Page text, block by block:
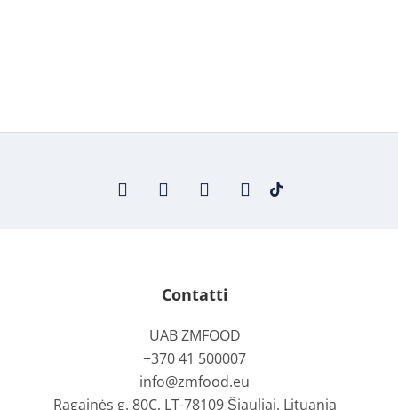
Contatti
UAB ZMFOOD
+370 41 500007
info@zmfood.eu
Ragainės g. 80C, LT-78109 Šiauliai, Lituania